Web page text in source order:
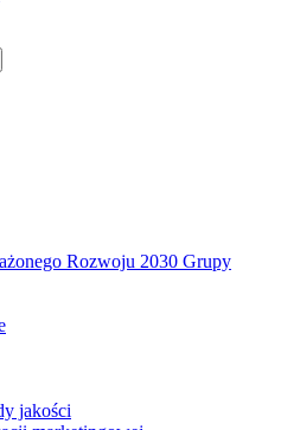
Rozwoju 2030 Grupy
jakości